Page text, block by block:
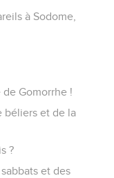
à Sodome,
Gomorrhe !
béliers et de la
?
et des